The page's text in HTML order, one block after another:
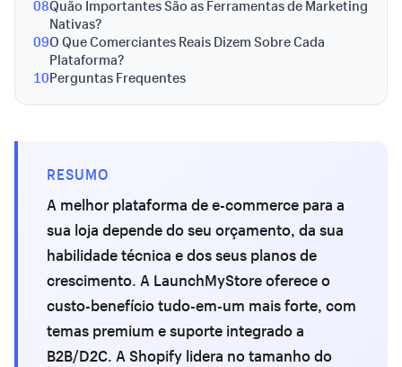
08Quão Importantes São as Ferramentas de Marketing
Nativas?
09O Que Comerciantes Reais Dizem Sobre Cada
Plataforma?
10Perguntas Frequentes
RESUMO
A melhor plataforma de e-commerce para a
sua loja depende do seu orçamento, da sua
habilidade técnica e dos seus planos de
crescimento. A LaunchMyStore oferece o
custo-benefício tudo-em-um mais forte, com
temas premium e suporte integrado a
B2B/D2C. A Shopify lidera no tamanho do